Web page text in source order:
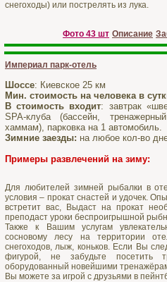
снегоходы) или пострелять из лука.
Фото 43 шт Описание
Империал парк-отель
Шоссе: Киевское 25 км
Мин. стоимость на человека в
В стоимость входит: завтрак
SPA-клуба (бассейн,
хаммам), парковка на 1 автомобиль.
Зимние заезды: на любое кол-во
Примеры развлечений на зиму:
Для любителей зимней рыбалки в
условия – прокат снастей и удочек.
встретит вас, Выдаст на прокат
преподаст уроки беспроигрышной
Также к Вашим услугам
сосновому лесу на территории
снегоходов, лыж, коньков. Если Вы
фигурой, не забудьте посетить
оборудованный новейшими
Вы можете за игрой с друзьями в